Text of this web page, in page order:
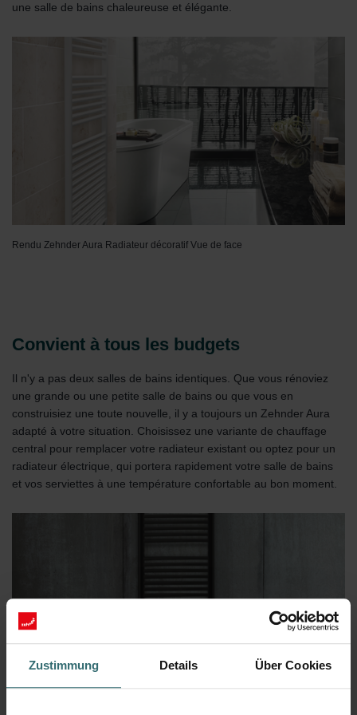
Zustimmung Details Über Cookies
une salle de bains chaleureuse et élégante.
Rendu Zehnder Aura Radiateur décoratif Vue de face
Convient à tous les budgets
Il n'y a pas deux salles de bains identiques. Que vous rénoviez
une grande ou une petite salle de bains ou que vous en
construisiez une toute nouvelle, il y a toujours un Zehnder Aura
adapté à votre situation. Choisissez une variante de chauffage
central pour remplacer votre radiateur existant ou optez pour un
radiateur électrique, qui portera rapidement votre salle de bains
et vos serviettes à une température confortable au bon moment.